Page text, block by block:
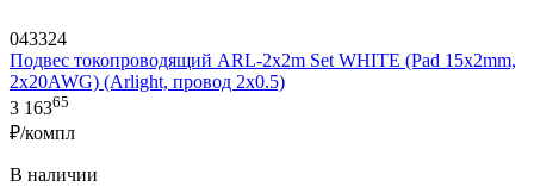
043324
Подвес токопроводящий ARL-2x2m Set WHITE (Pad 15x2mm,
2x20AWG) (Arlight, провод 2x0.5)
3 16365
₽/компл
В наличии